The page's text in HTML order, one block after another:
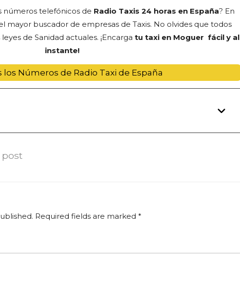
números telefónicos de Radio Taxis 24 horas en España? En
mayor buscador de empresas de Taxis. No olvides que todos
de Sanidad actuales. ¡Encarga tu taxi en Moguer fácil y al
instante!
los Números de Radio Taxi de España
post
Required fields are marked *